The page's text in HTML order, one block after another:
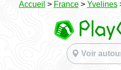
Accueil > France> Yvelines
Voir